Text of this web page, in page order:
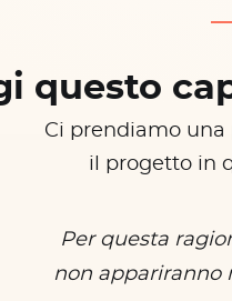
questo
Ci prendiamo una
il progetto in
Per questa
non appariranno